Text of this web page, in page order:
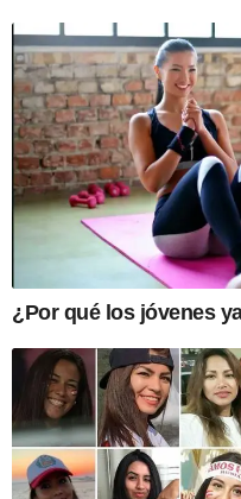
¿Por qué los jóvenes